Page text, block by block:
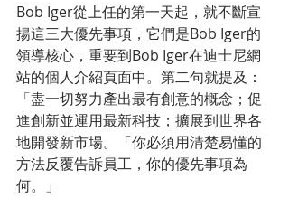
Bob Iger從上任的第一天起，就不斷宣
揚這三大優先事項，它們是Bob Iger的
領導核心，重要到Bob Iger在迪士尼網
站的個人介紹頁面中。第二句就提及：
「盡一切努力產出最有創意的概念；促
進創新並運用最新科技；擴展到世界各
地開發新市場。「你必須用清楚易懂的
方法反覆告訴員工，你的優先事項為
何。」